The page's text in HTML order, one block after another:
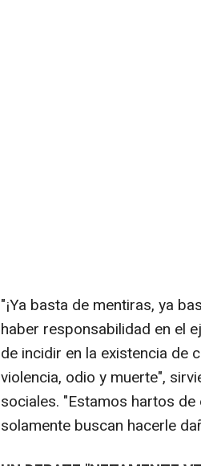
"¡Ya basta de mentiras, ya
haber responsabilidad en el
de incidir en la existencia de
violencia, odio y muerte",
sociales. "Estamos hartos
solamente buscan hacerle